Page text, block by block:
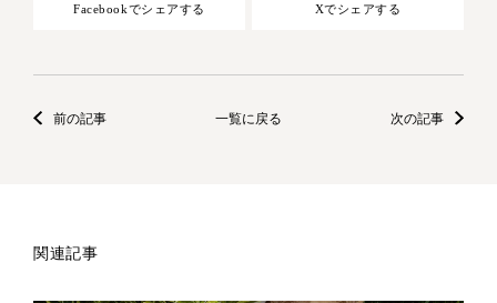
Facebookでシェアする Xでシェアする
前の記事 一覧に戻る 次の記事
関連記事